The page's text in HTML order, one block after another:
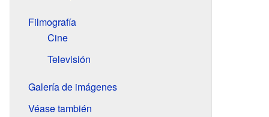
Filmografía
Cine
Televisión
Galería de imágenes
Véase también